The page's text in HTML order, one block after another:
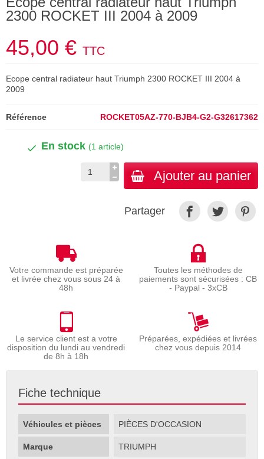
2300 ROCKET III 2004 à 2009
45,00 € TTC
Ecope central radiateur haut Triumph 2300 ROCKET III 2004 à
2009
Référence ROCKET05AZ-770-BJB4-G2-G32617362
En stock (1 article)
Ajouter au panier
Partager
Votre commande est préparée
et livrée chez vous sous 24 à
48h
Toutes les méthodes de
paiements sont sécurisées : CB
- Paypal - 3xCB
Le service client est a votre
disposition du lundi au vendredi
de 8h à 18h
Préparées, expédiées et livrées
chez vous depuis 2014
Fiche technique
Véhicules et pièces PIÈCES D'OCCASION
Marque TRIUMPH